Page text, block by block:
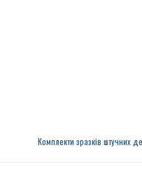
Комплекти зразків штучних